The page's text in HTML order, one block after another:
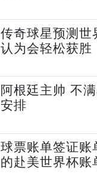
传奇球星预测世
认为会轻松获胜
阿根廷主帅 不
安排
球票账单签证
的赴美世界杯账